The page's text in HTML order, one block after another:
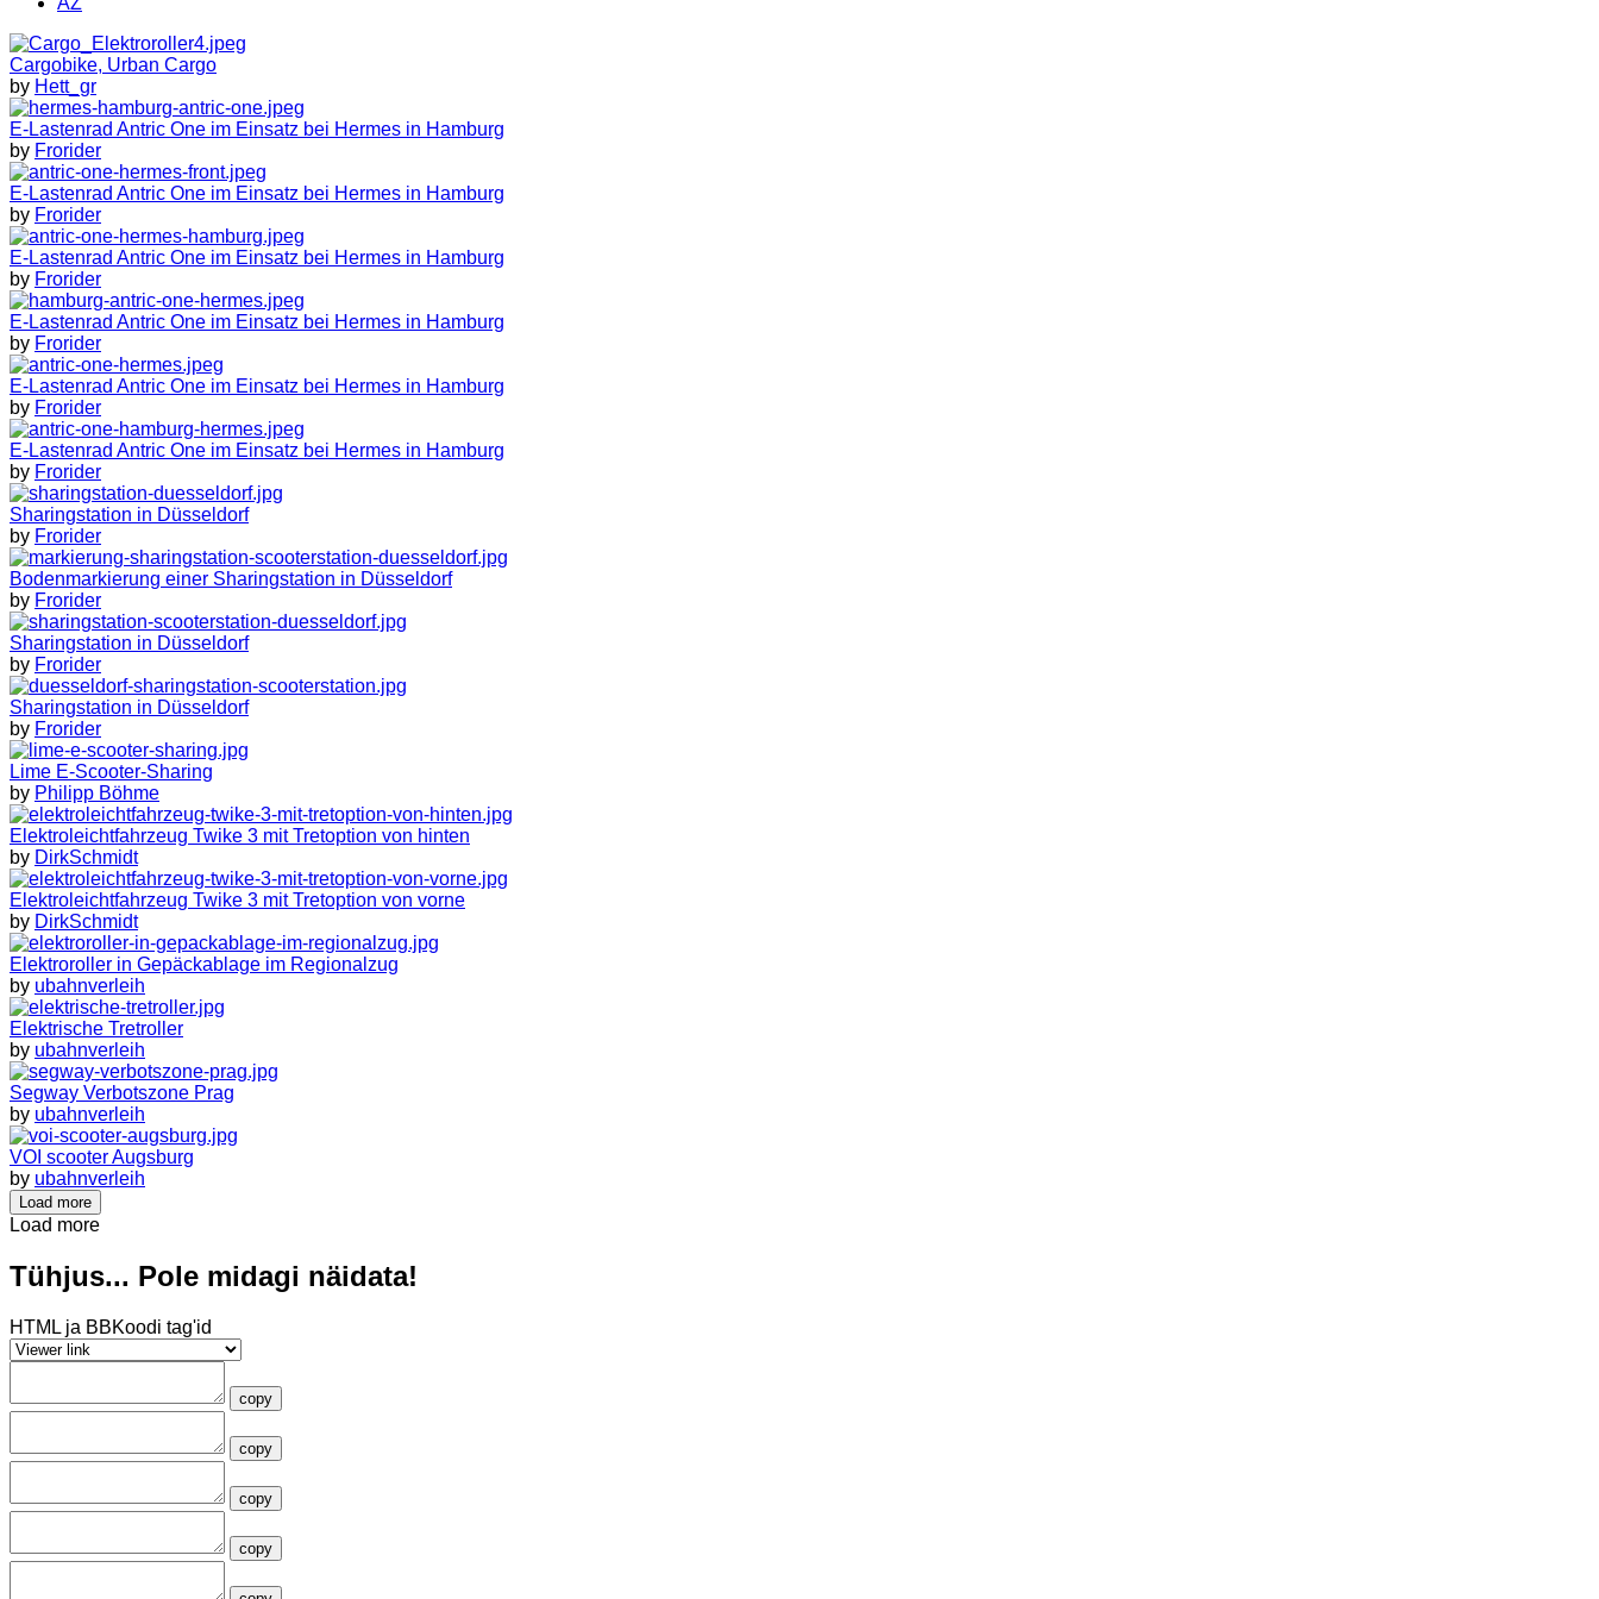
Cargobike, Urban Cargo
by Hett_gr
E-Lastenrad Antric One im Einsatz bei Hermes in Hamburg
by Frorider
E-Lastenrad Antric One im Einsatz bei Hermes in Hamburg
by Frorider
E-Lastenrad Antric One im Einsatz bei Hermes in Hamburg
by Frorider
E-Lastenrad Antric One im Einsatz bei Hermes in Hamburg
by Frorider
E-Lastenrad Antric One im Einsatz bei Hermes in Hamburg
by Frorider
E-Lastenrad Antric One im Einsatz bei Hermes in Hamburg
by Frorider
Sharingstation in Düsseldorf
by Frorider
Bodenmarkierung einer Sharingstation in Düsseldorf
by Frorider
Sharingstation in Düsseldorf
by Frorider
Sharingstation in Düsseldorf
by Frorider
Lime E-Scooter-Sharing
by Philipp Böhme
Elektroleichtfahrzeug Twike 3 mit Tretoption von hinten
by DirkSchmidt
Elektroleichtfahrzeug Twike 3 mit Tretoption von vorne
by DirkSchmidt
Elektroroller in Gepäckablage im Regionalzug
by ubahnverleih
Elektrische Tretroller
by ubahnverleih
Segway Verbotszone Prag
by ubahnverleih
VOI scooter Augsburg
by ubahnverleih
Load more
Load more
Tühjus... Pole midagi näidata!
HTML ja BBKoodi tag'id
copy
copy
copy
copy